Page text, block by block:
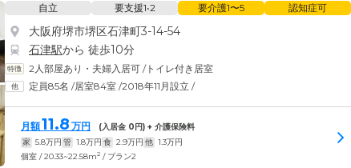
自立 要支援1•2 要介護1〜5 認知症可
大阪府堺市堺区石津町3-14-54
石津駅から 徒歩10分
2人部屋あり・夫婦入居可 /トイレ付き居室
定員85名 /居室84室 /2018年11月設立 /
月額11.8 万円 (入居金 0円) + 介護保険料
家 5.8万円 管 1.8万円 食 2.9万円 他 1.3万円
個室 / 20.33~22.58m2 / プラン2